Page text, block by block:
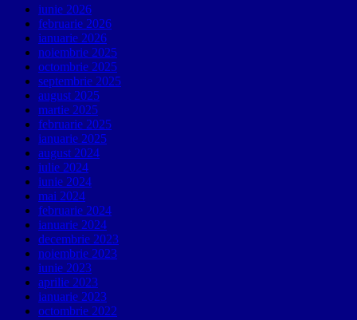
iunie 2026
februarie 2026
ianuarie 2026
noiembrie 2025
octombrie 2025
septembrie 2025
august 2025
martie 2025
februarie 2025
ianuarie 2025
august 2024
iulie 2024
iunie 2024
mai 2024
februarie 2024
ianuarie 2024
decembrie 2023
noiembrie 2023
iunie 2023
aprilie 2023
ianuarie 2023
octombrie 2022